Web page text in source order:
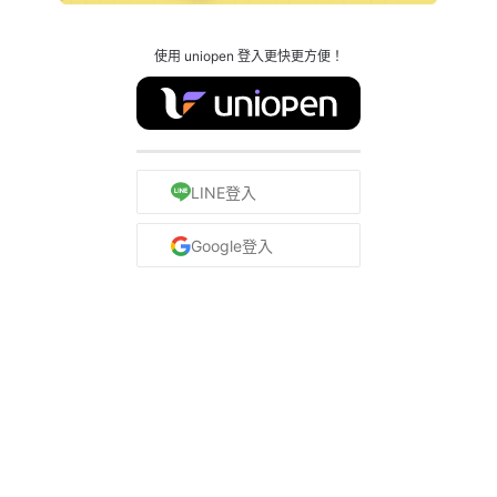
使用 uniopen 登入更快更方便！
LINE登入
Google登入